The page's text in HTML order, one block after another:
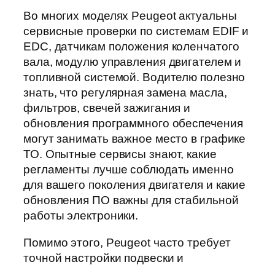
Во многих моделях Peugeot актуальны
сервисные проверки по системам EDIF и
EDC, датчикам положения коленчатого
вала, модулю управления двигателем и
топливной системой. Водителю полезно
знать, что регулярная замена масла,
фильтров, свечей зажигания и
обновления программного обеспечения
могут занимать важное место в графике
ТО. Опытные сервисы знают, какие
регламенты лучше соблюдать именно
для вашего поколения двигателя и какие
обновления ПО важны для стабильной
работы электроники.
Помимо этого, Peugeot часто требует
точной настройки подвески и